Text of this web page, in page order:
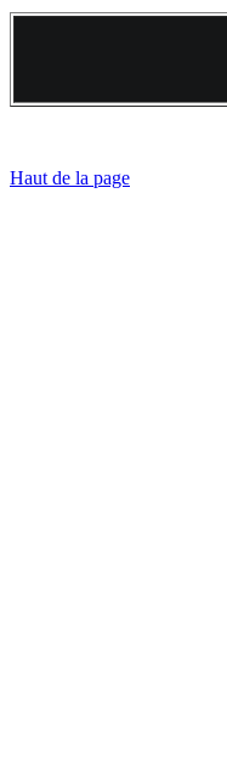
Haut de la page